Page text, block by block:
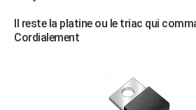
S'inscrire
Se connecter
Lycées
Collèges
Primaires
Universités
Entreprises
Service militaire
Avis de recherche
AVIS DE DÉCÈS
Il reste la platine ou le triac qui
Cordialement